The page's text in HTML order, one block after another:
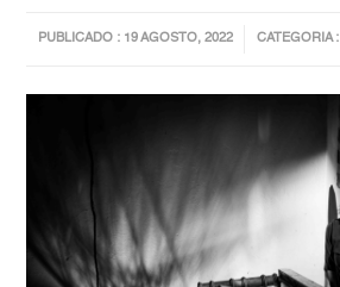
PUBLICADO : 19 AGOSTO, 2022 CATEGORIA :